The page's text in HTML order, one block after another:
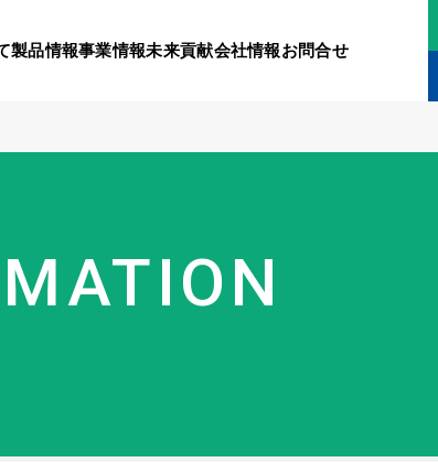
製品情報事業情報未来貢献会社情報お問合せ
ベネシードの研究機関
ボランティア保険
豊富な製品を展開